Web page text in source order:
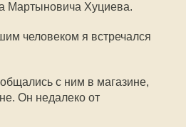
Мартыновича Хуциева.
человеком я встречался
с ним в магазине,
Он недалеко от